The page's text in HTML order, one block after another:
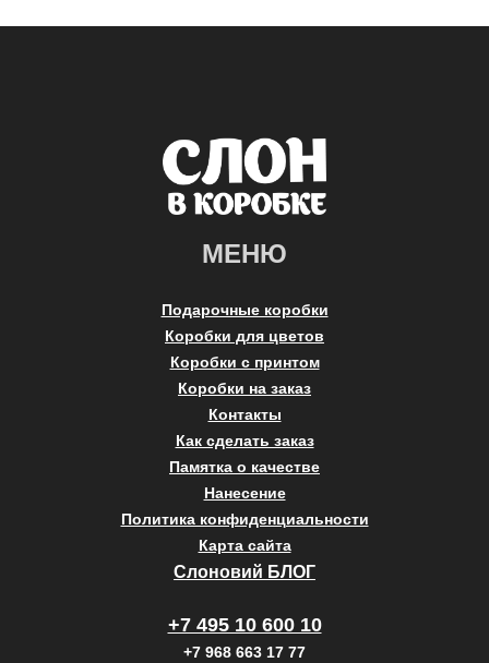
МЕНЮ
Подарочные коробки
Коробки для цветов
Коробки с принтом
Коробки на заказ
Контакты
Как сделать заказ
Памятка о качестве
Нанесение
Политика конфиденциальности
Карта сайта
Слоновий БЛОГ
+7 495 10 600 10
+7 968 663 17 77